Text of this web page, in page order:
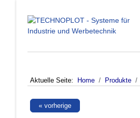
Aktuelle Seite: Home Produkte
« vorherige